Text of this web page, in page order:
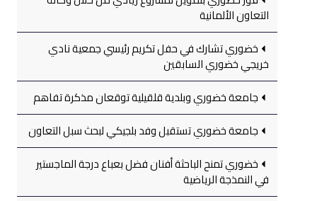
التعاون الألمانية
خضوري تشارك في حفل تكريم رئيسي جمعية نادي
خريجي خضوري السابقين
جامعة خضوري وبلدية قلقيلية توقعان مذكرة تفاهم
جامعة خضوري تستقبل وفد بلجيكي لبحث سبل التعاون
خضوري تمنح الباحثة أفنان فضل بعباع درجة الماجستير
في النمذجة الرياضية